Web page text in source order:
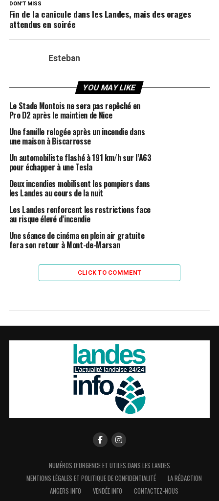
DON'T MISS
Fin de la canicule dans les Landes, mais des orages
attendus en soirée
Esteban
YOU MAY LIKE
Le Stade Montois ne sera pas repêché en
Pro D2 après le maintien de Nice
Une famille relogée après un incendie dans
une maison à Biscarrosse
Un automobiliste flashé à 191 km/h sur l’A63
pour échapper à une Tesla
Deux incendies mobilisent les pompiers dans
les Landes au cours de la nuit
Les Landes renforcent les restrictions face
au risque élevé d’incendie
Une séance de cinéma en plein air gratuite
fera son retour à Mont-de-Marsan
CLICK TO COMMENT
NUMÉROS D’URGENCE ET UTILES DANS LES LANDES
MENTIONS LÉGALES ET POLITIQUE DE CONFIDENTIALITÉ
LA RÉDACTION
ANGERS INFO
VENDÉE INFO CONTACTEZ-NOUS